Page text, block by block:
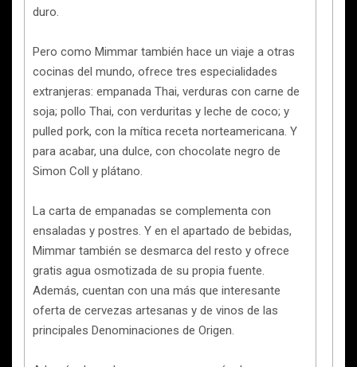
duro.
Pero como Mimmar también hace un viaje a otras
cocinas del mundo, ofrece tres especialidades
extranjeras: empanada Thai, verduras con carne de
soja; pollo Thai, con verduritas y leche de coco; y
pulled pork, con la mítica receta norteamericana. Y
para acabar, una dulce, con chocolate negro de
Simon Coll y plátano.
La carta de empanadas se complementa con
ensaladas y postres. Y en el apartado de bebidas,
Mimmar también se desmarca del resto y ofrece
gratis agua osmotizada de su propia fuente.
Además, cuentan con una más que interesante
oferta de cervezas artesanas y de vinos de las
principales Denominaciones de Origen.